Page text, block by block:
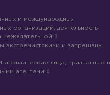
и международных
организаций, деятельность
нежелательной:
экстремистскими и запрещены
и физические лица, признанные в
агентами: